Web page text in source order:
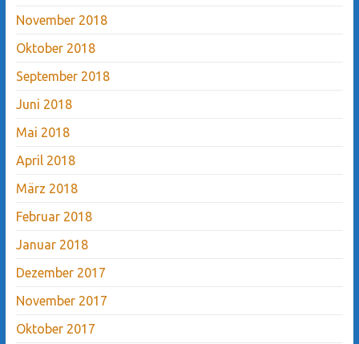
November 2018
Oktober 2018
September 2018
Juni 2018
Mai 2018
April 2018
März 2018
Februar 2018
Januar 2018
Dezember 2017
November 2017
Oktober 2017